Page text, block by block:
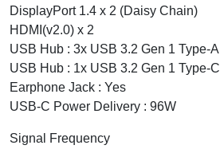
DisplayPort 1.4 x 2 (Daisy Chain)
HDMI(v2.0) x 2
USB Hub : 3x USB 3.2 Gen 1 Type-A
USB Hub : 1x USB 3.2 Gen 1 Type-C
Earphone Jack : Yes
USB-C Power Delivery : 96W
Signal Frequency